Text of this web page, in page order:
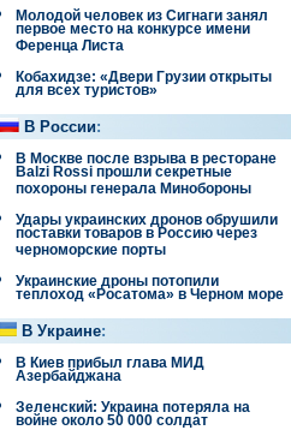
Молодой человек из Сигнаги занял
первое место на конкурсе имени
Ференца Листа
Кобахидзе: «Двери Грузии открыты
для всех туристов»
В России:
В Москве после взрыва в ресторане
Balzi Rossi прошли секретные
похороны генерала Минобороны
Удары украинских дронов обрушили
поставки товаров в Россию через
черноморские порты
Украинские дроны потопили
теплоход «Росатома» в Черном море
В Украине:
В Киев прибыл глава МИД
Азербайджана
Зеленский: Украина потеряла на
войне около 50 000 солдат